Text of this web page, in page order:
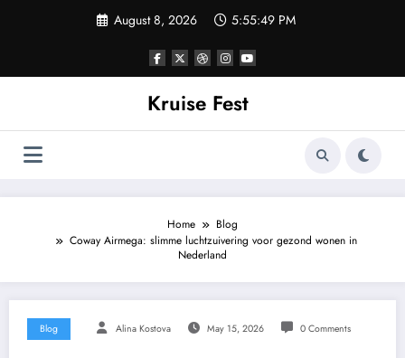
August 8, 2026 5:55:49 PM
Kruise Fest
Home
Blog
Coway Airmega: slimme luchtzuivering voor gezond wonen in
Nederland
Blog Alina Kostova May 15, 2026 0 Comments